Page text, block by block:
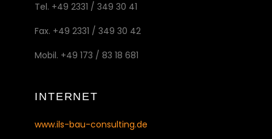
Tel. +49 2331 / 349 30 41
Fax. +49 2331 / 349 30 42
Mobil. +49 173 / 83 18 681
INTERNET
www.ils-bau-consulting.de